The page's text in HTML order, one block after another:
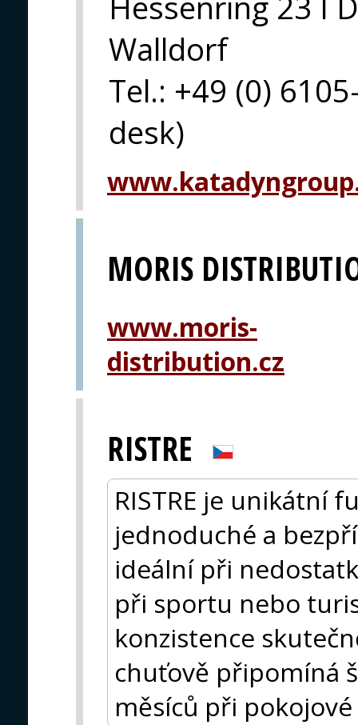
Walldorf
Tel.: +49 (0)
desk)
MORIS
www.moris-
distribution.cz
RISTRE
RISTRE je unikátní
jednoduché a
ideální při
při sportu nebo
konzistence
chuťově připomíná
měsíců při